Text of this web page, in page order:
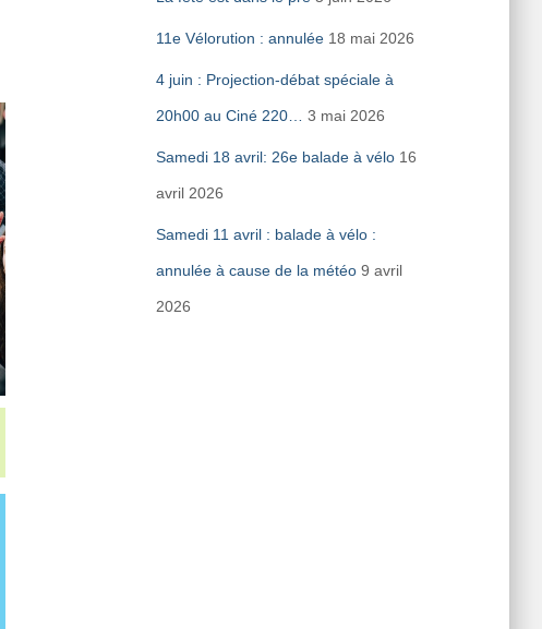
11e Vélorution : annulée 18 mai 2026
4 juin : Projection-débat spéciale à
20h00 au Ciné 220… 3 mai 2026
Samedi 18 avril: 26e balade à vélo 16
avril 2026
Samedi 11 avril : balade à vélo :
annulée à cause de la météo 9 avril
2026